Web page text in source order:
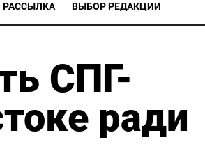
РАССЫЛКА ВЫБОР РЕДАКЦИИ
СПГ-
ради